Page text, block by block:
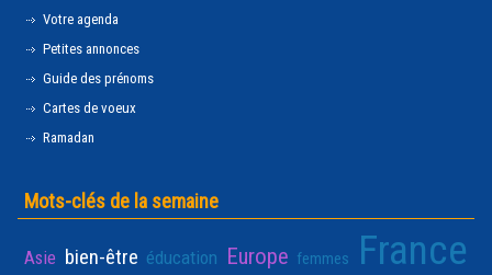
Votre agenda
Petites annonces
Guide des prénoms
Cartes de voeux
Ramadan
Mots-clés de la semaine
Asie bien-être éducation Europe femmes France